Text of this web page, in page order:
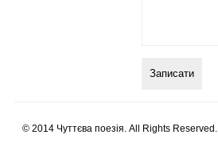
© 2014 Чуттєва поезія. All Rights Reserved.